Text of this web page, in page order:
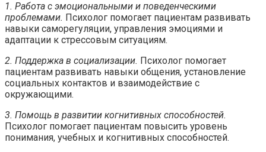
1. Работа с эмоциональными и поведенческими
проблемами. Психолог помогает пациентам развивать
навыки саморегуляции, управления эмоциями и
адаптации к стрессовым ситуациям.
2. Поддержка в социализации. Психолог помогает
пациентам развивать навыки общения, установление
социальных контактов и взаимодействие с
окружающими.
3. Помощь в развитии когнитивных способностей.
Психолог помогает пациентам повысить уровень
понимания, учебных и когнитивных способностей.